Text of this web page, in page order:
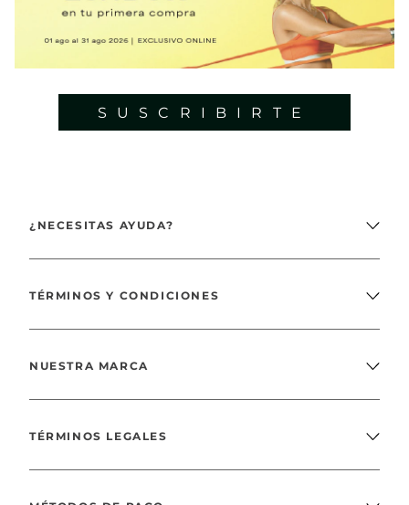
SUSCRIBIRTE
¿NECESITAS AYUDA?
TÉRMINOS Y CONDICIONES
NUESTRA MARCA
TÉRMINOS LEGALES